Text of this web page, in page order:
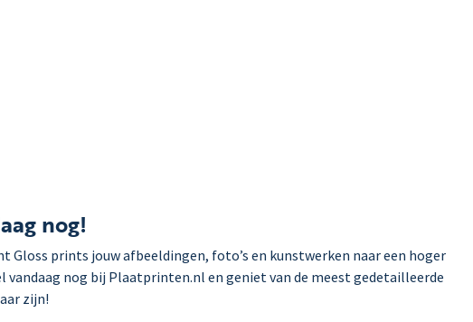
nog!
Gloss prints jouw afbeeldingen, foto’s en kunstwerken naar een hoger
vandaag nog bij Plaatprinten.nl en geniet van de meest gedetailleerde
zijn!